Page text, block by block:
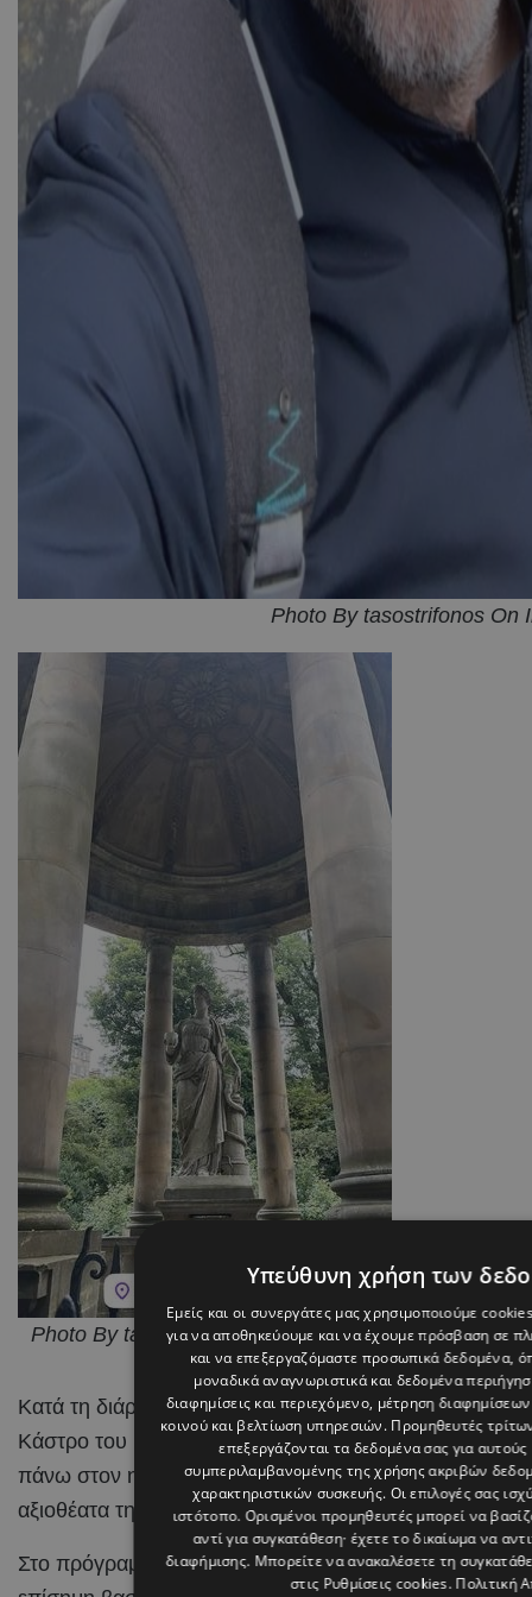
Photo By tasostrifonos On
Photo By tasostrifonos On Instagram
Κατά τη διάρκεια της παραμονής του, ο Τάσος
Κάστρο του Εδιμβούργου, το σημαντικότερο ίσως
πάνω στον ηφαιστειακό βράχο της πόλης και
αξιοθέατα της χώρας.
Στο πρόγραμμα των διακοπών του βρέθηκαν επίσης
Υπεύθυνη χρήση των
Εμείς και οι συνεργάτες μας χρησιμοποιούμε
για να αποθηκεύουμε και να έχουμε πρόσβαση σε
και να επεξεργαζόμαστε προσωπικά δεδομένα,
μοναδικά αναγνωριστικά και δεδομένα
διαφημίσεις και περιεχόμενο, μέτρηση
κοινού και βελτίωση υπηρεσιών. Προμηθευτές
επεξεργάζονται τα δεδομένα σας για
συμπεριλαμβανομένης της χρήσης ακριβών
χαρακτηριστικών συσκευής. Οι επιλογές σας
ιστότοπο. Ορισμένοι προμηθευτές μπορεί να
αντί για συγκατάθεση· έχετε το δικαίωμα να
διαφήμισης. Μπορείτε να ανακαλέσετε τη
στις Ρυθμίσεις cookies. Πολιτική